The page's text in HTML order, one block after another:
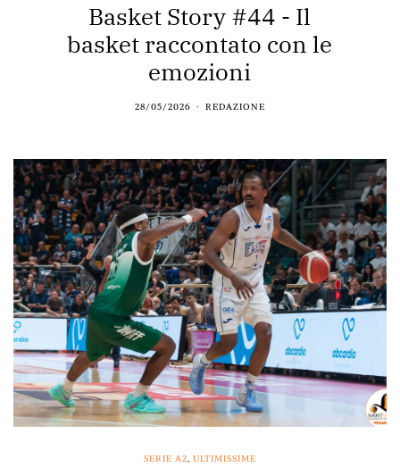
Basket Story #44 - Il
basket raccontato con le
emozioni
28/05/2026 REDAZIONE
SERIE A2, ULTIMISSIME